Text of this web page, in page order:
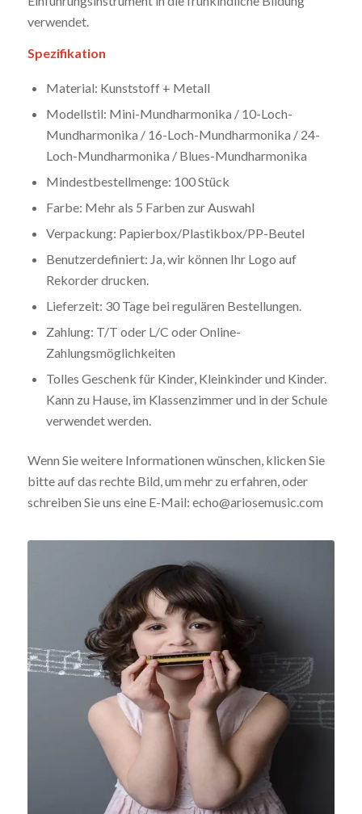
verwendet.
Spezifikation
Material: Kunststoff + Metall
Modellstil: Mini-Mundharmonika / 10-Loch-
Mundharmonika / 16-Loch-Mundharmonika / 24-
Loch-Mundharmonika / Blues-Mundharmonika
Mindestbestellmenge: 100 Stück
Farbe: Mehr als 5 Farben zur Auswahl
Verpackung: Papierbox/Plastikbox/PP-Beutel
Benutzerdefiniert: Ja, wir können Ihr Logo auf
Rekorder drucken.
Lieferzeit: 30 Tage bei regulären Bestellungen.
Zahlung: T/T oder L/C oder Online-
Zahlungsmöglichkeiten
Tolles Geschenk für Kinder, Kleinkinder und Kinder.
Kann zu Hause, im Klassenzimmer und in der Schule
verwendet werden.
Wenn Sie weitere Informationen wünschen, klicken Sie
bitte auf das rechte Bild, um mehr zu erfahren, oder
schreiben Sie uns eine E-Mail: echo@ariosemusic.com